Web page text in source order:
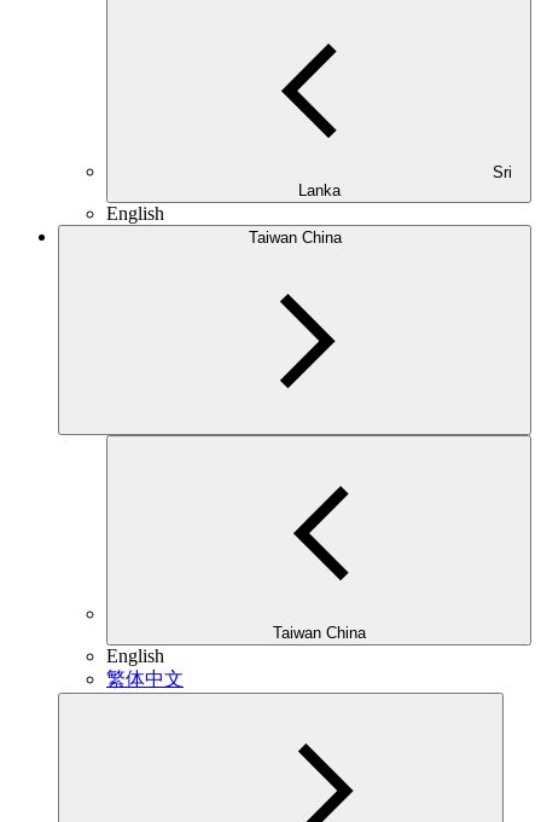
Lanka
English
Taiwan China
Taiwan China
English
繁体中文